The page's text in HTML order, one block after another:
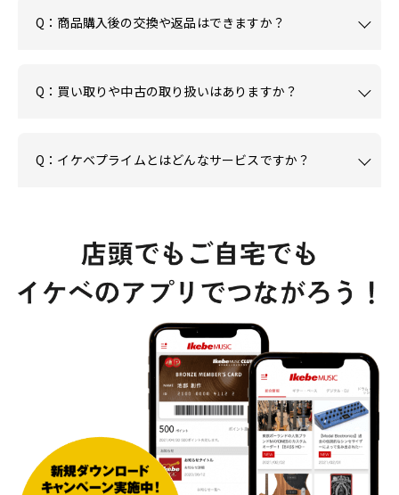
Q：商品購入後の交換や返品はできますか？
Q：買い取りや中古の取り扱いはありますか？
Q：イケベプライムとはどんなサービスですか？